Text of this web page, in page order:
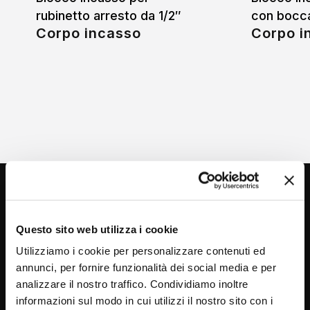
Questo sito web utilizza i cookie
Utilizziamo i cookie per personalizzare contenuti ed
annunci, per fornire funzionalità dei social media e per
analizzare il nostro traffico. Condividiamo inoltre
informazioni sul modo in cui utilizzi il nostro sito con i
rubinetto arresto da 1/2″
Corpo incasso
con
Corpo
Via C. Rolando 111, Gozzano (NO) 28024
P.IVA 00265030031